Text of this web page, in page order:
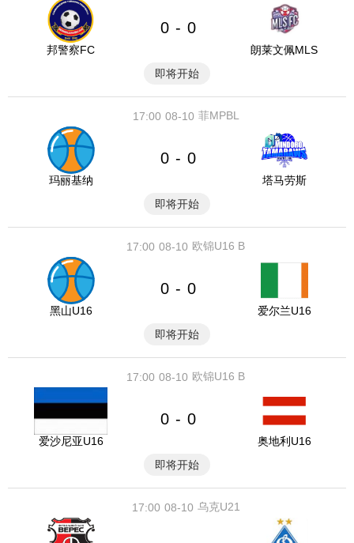
邦警察FC
0 - 0
朗莱文佩MLS
即将开始
08-10
17:00 菲MPBL
玛丽基纳
0 - 0
塔马劳斯
即将开始
08-10
17:00 欧锦U16 B
黑山U16
0 - 0
爱尔兰U16
即将开始
08-10
17:00 欧锦U16 B
爱沙尼亚U16
0 - 0
奥地利U16
即将开始
08-10
17:00 乌克U21